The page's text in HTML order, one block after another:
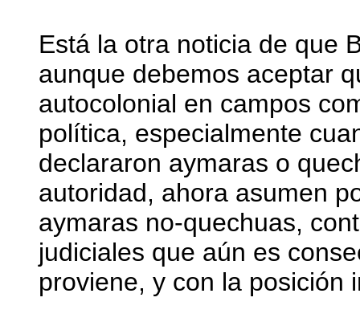
Está la otra noticia de que
aunque debemos aceptar
autocolonial en campos
política, especialmente
declararon aymaras o
autoridad, ahora asumen
aymaras no-quechuas,
judiciales que aún es
proviene, y con la posición